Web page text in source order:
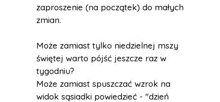
zaproszenie (na początek) do małych
zmian.
Może zamiast tylko niedzielnej mszy
świętej warto pójść jeszcze raz w
tygodniu?
Może zamiast spuszczać wzrok na
widok sąsiadki powiedzieć - "dzień